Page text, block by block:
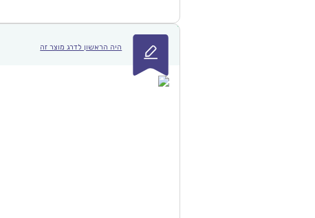
היה הראשון לדרג מוצר זה